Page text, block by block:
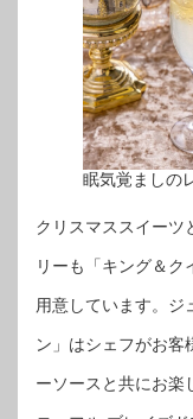
眠気覚ましの
クリスマススイーツ
リーも「キング＆
用意しています。ジ
ン」はシェフがお客
ーソースと共にお楽